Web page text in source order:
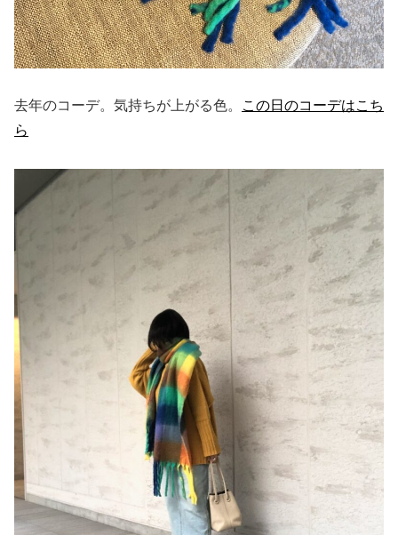
去年のコーデ。気持ちが上がる色。
この日のコーデはこち
ら